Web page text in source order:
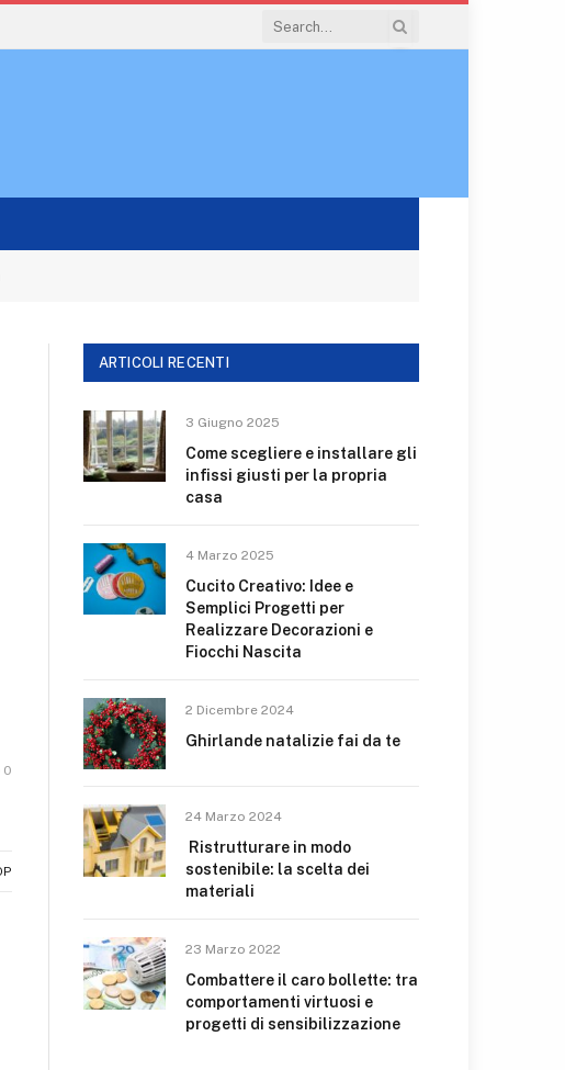
0
ARTICOLI RECENTI
3 Giugno 2025
Come scegliere e installare gli
infissi giusti per la propria
casa
4 Marzo 2025
Cucito Creativo: Idee e
Semplici Progetti per
Realizzare Decorazioni e
Fiocchi Nascita
2 Dicembre 2024
Ghirlande natalizie fai da te
24 Marzo 2024
Ristrutturare in modo
sostenibile: la scelta dei
materiali
23 Marzo 2022
Combattere il caro bollette: tra
comportamenti virtuosi e
progetti di sensibilizzazione